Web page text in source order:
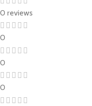
0 reviews
0
0
0